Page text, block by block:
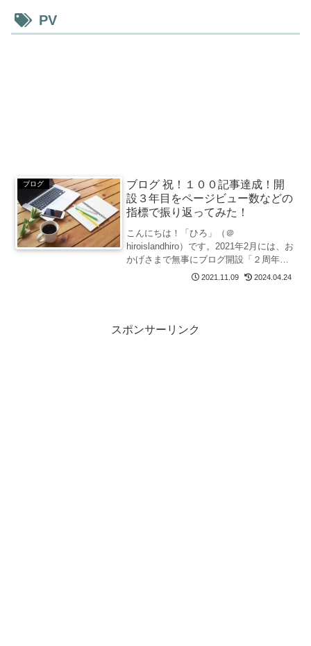
PV
ブログ
ブログ 祝！１００記事達成！開
設３年目をページビュー数などの
指標で振り返ってみた！
こんにちは！「ひろ」（＠
hiroislandhiro）です。2021年2月には、お
かげさまで無事にブログ開設「２周年」
を迎え３年目に突入。この10月下旬に
2021.11.09 2024.04.24
スポンサーリンク